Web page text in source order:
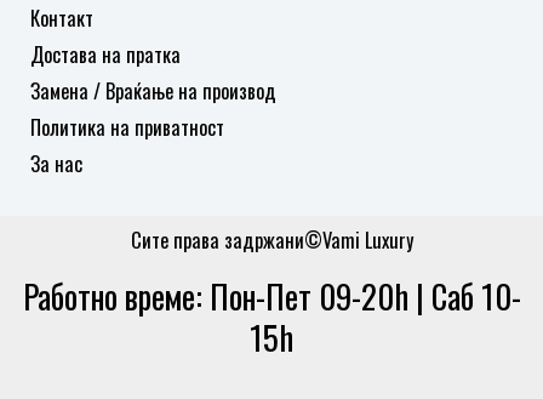
Контакт
Достава на пратка
Замена / Враќање на производ
Политика на приватност
За нас
Сите права задржани©Vami Luxury
Работно време: Пон-Пет 09-20h | Саб 10-
15h